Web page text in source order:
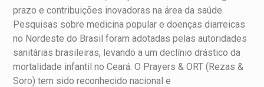
prazo e contribuições inovadoras na área da saúde.
Pesquisas sobre medicina popular e doenças diarreicas
no Nordeste do Brasil foram adotadas pelas autoridades
sanitárias brasileiras, levando a um declínio drástico da
mortalidade infantil no Ceará. O Prayers & ORT (Rezas &
Soro) tem sido reconhecido nacional e